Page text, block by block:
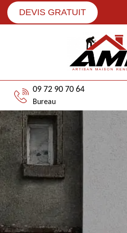
DEVIS GRATUIT
09 72 90 70 64
Bureau